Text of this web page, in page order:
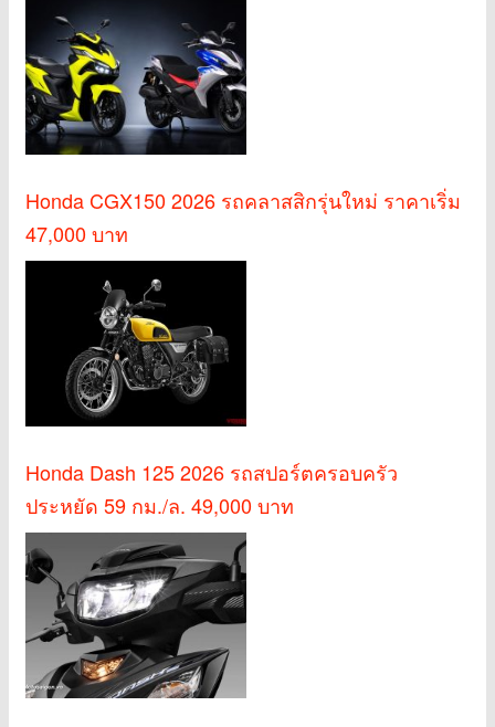
Honda CGX150 2026 รถคลาสสิกรุ่นใหม่ ราคาเริ่ม
47,000 บาท
Honda Dash 125 2026 รถสปอร์ตครอบครัว
ประหยัด 59 กม./ล. 49,000 บาท